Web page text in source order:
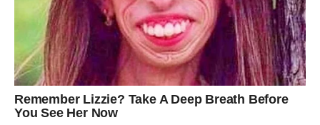
UNUTRAŠNJA NAGRADA
Najveća nagrada Ovna je mir u grudima. Osećaj da više ne
moraš da juriš, da se dokazuješ, da gubiš vreme. Do
sredine marta shvataš: „Ja sam uradio sve što sam
mogao. Sada je red na život da mi vrati.“